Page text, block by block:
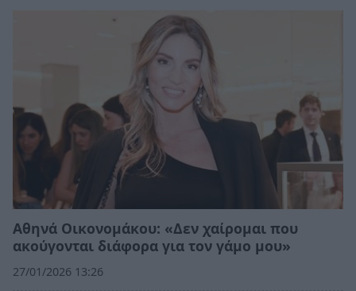
Αθηνά Οικονομάκου: «Δεν χαίρομαι που
ακούγονται διάφορα για τον γάμο μου»
27/01/2026 13:26